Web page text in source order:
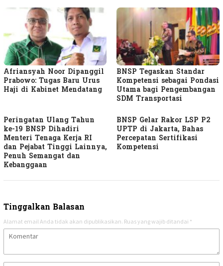
Afriansyah Noor Dipanggil
Prabowo: Tugas Baru Urus
Haji di Kabinet Mendatang
BNSP Tegaskan Standar
Kompetensi sebagai Pondasi
Utama bagi Pengembangan
SDM Transportasi
Peringatan Ulang Tahun
ke-19 BNSP Dihadiri
Menteri Tenaga Kerja RI
dan Pejabat Tinggi Lainnya,
Penuh Semangat dan
Kebanggaan
BNSP Gelar Rakor LSP P2
UPTP di Jakarta, Bahas
Percepatan Sertifikasi
Kompetensi
Tinggalkan Balasan
Alamat email Anda tidak akan dipublikasikan. Ruas yang wajib ditandai *